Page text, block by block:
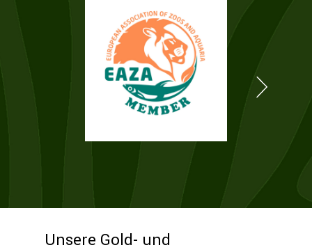
Unsere Gold- und